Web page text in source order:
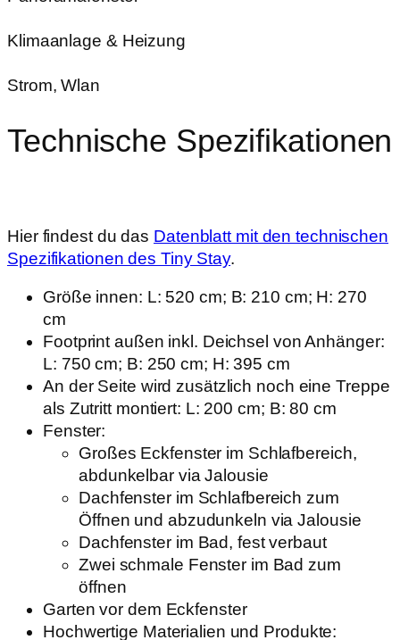
Klimaanlage & Heizung
Strom, Wlan
Technische Spezifikationen
Hier findest du das Datenblatt mit den technischen
Spezifikationen des Tiny Stay.
Größe innen: L: 520 cm; B: 210 cm; H: 270
cm
Footprint außen inkl. Deichsel von Anhänger:
L: 750 cm; B: 250 cm; H: 395 cm
An der Seite wird zusätzlich noch eine Treppe
als Zutritt montiert: L: 200 cm; B: 80 cm
Fenster:
Großes Eckfenster im Schlafbereich,
abdunkelbar via Jalousie
Dachfenster im Schlafbereich zum
Öffnen und abzudunkeln via Jalousie
Dachfenster im Bad, fest verbaut
Zwei schmale Fenster im Bad zum
öffnen
Garten vor dem Eckfenster
Hochwertige Materialien und Produkte: